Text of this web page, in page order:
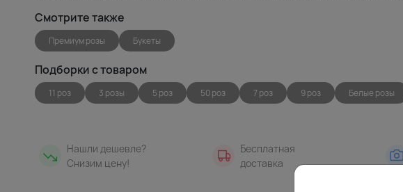
Смотрите также
Премиум розы Букеты
Подборки с товаром
11 роз 3 розы 5 роз 50 роз 7 роз 9 роз Белые розы
Нашли дешевле?
Снизим цену!
Бесплатная
доставка